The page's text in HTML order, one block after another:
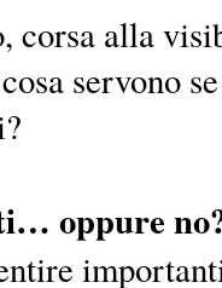
corsa alla
servono
oppure